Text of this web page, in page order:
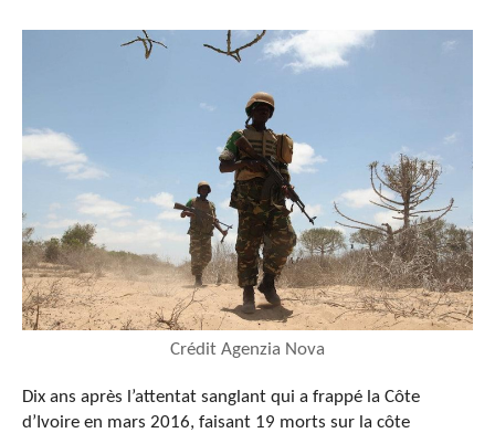
Crédit Agenzia Nova
Dix ans après l’attentat sanglant qui a frappé la Côte
d’Ivoire en mars 2016, faisant 19 morts sur la côte